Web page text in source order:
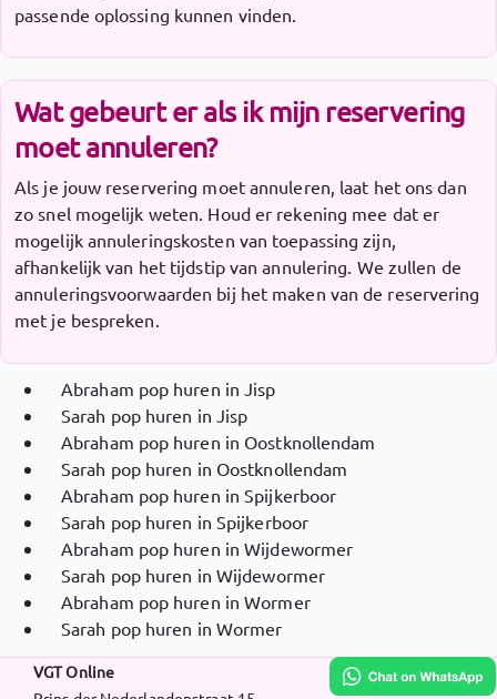
passende oplossing kunnen vinden.
Wat gebeurt er als ik mijn reservering
moet annuleren?
Als je jouw reservering moet annuleren, laat het ons dan
zo snel mogelijk weten. Houd er rekening mee dat er
mogelijk annuleringskosten van toepassing zijn,
afhankelijk van het tijdstip van annulering. We zullen de
annuleringsvoorwaarden bij het maken van de reservering
met je bespreken.
Abraham pop huren in Jisp
Sarah pop huren in Jisp
Abraham pop huren in Oostknollendam
Sarah pop huren in Oostknollendam
Abraham pop huren in Spijkerboor
Sarah pop huren in Spijkerboor
Abraham pop huren in Wijdewormer
Sarah pop huren in Wijdewormer
Abraham pop huren in Wormer
Sarah pop huren in Wormer
VGT Online